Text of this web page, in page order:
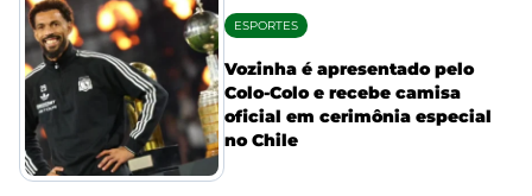
ESPORTES
Vozinha é apresentado pelo
Colo-Colo e recebe camisa
oficial em cerimônia especial
no Chile